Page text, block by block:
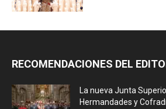
RECOMENDACIONES DEL
La nueva Junta
Hermandades y